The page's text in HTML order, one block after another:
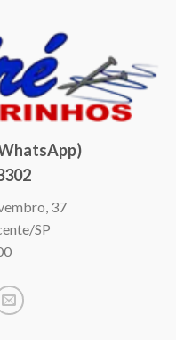
37
SP